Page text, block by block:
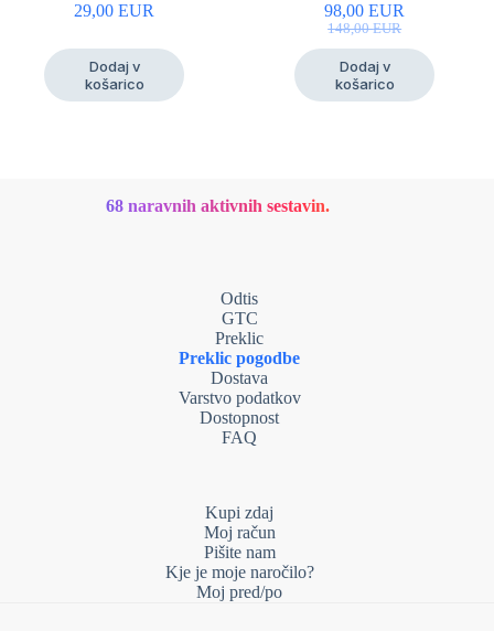
29,00EUR
Dodaj v
košarico
148,00EUR
Prvotna
cena
je
bila:
148,00
98,00EUR
Trenutna
cena
je:
98,00
EUR.
Dodaj v
košarico
68 naravnih aktivnih sestavin.
Odtis
GTC
Preklic
Preklic pogodbe
Dostava
Varstvo podatkov
Dostopnost
FAQ
Kupi zdaj
Moj račun
Pišite nam
Kje je moje naročilo?
Moj pred/po